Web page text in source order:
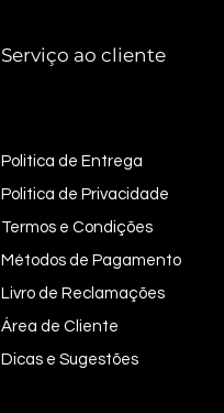
Serviço ao cliente
Politica de Entrega
Politica de Privacidade
Termos e Condições
Métodos de Pagamento
Livro de Reclamações
Área de Cliente
Dicas e Sugestões